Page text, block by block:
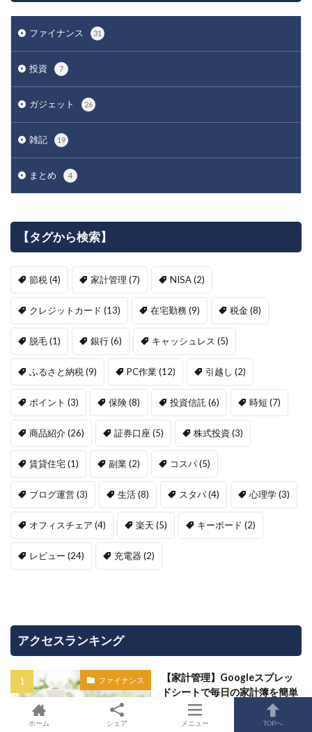
ファイナンス 31
投資 7
ガジェット 26
雑記 19
まとめ 4
【タグから検索】
節税(4) 家計管理 (7) NISA(2)
クレジットカード (13) 在宅勤務(9) 税金(8)
脱毛(1) 銀行(6) キャッシュレス (5)
ふるさと納税(9) PC作業(12) 引越し (2)
ポイント (3) 保険(8) 投資信託(6) 時短 (7)
商品紹介(26) 証券口座(5) 株式投資 (3)
賃貸住宅(1) 副業(2) コスパ(5)
ブログ運営(3) 生活(8) スタバ(4) 心理学(3)
オフィスチェア (4) 楽天 (5) キーボード (2)
レビュー (24) 充電器 (2)
アクセスランキング
ファイナンス
【家計管理】Googleスプレッ
ドシートで毎日の家計簿を簡単
管理【無料テンプレート】
ホーム シェア メニュー TOPへ